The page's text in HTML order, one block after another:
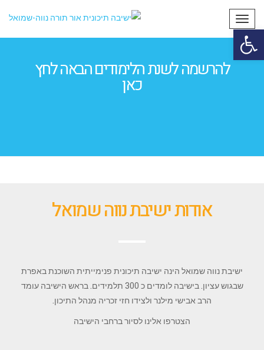
תפריט
להרשמה לשנת הלימודים הבאה לחץ
כאן
אודות ישיבת נווה שמואל
ישיבת נווה שמואל הינה ישיבה תיכונית פנימייתית השוכנת באפרת
שבגוש עציון. בישיבה לומדים כ 300 תלמידים. בראש הישיבה עומד
הרב אבישי מילנר ולצידו חזי זכריה מנהל התיכון.
הצטרפו אלינו לסיור ברחבי הישיבה
פתח סרגל נגישות